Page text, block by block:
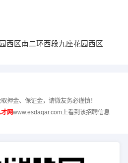
西区南二环西段九座花园西区
押金、保证金，请微友务必谨慎！
网www.esdaqar.com上看到该招聘信息